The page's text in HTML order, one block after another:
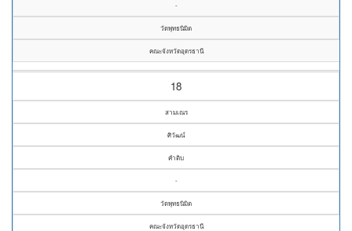
-
วัดพุทธนิมิต
คณะจังหวัดอุดรธานี
18
สามเณร
ศิวัฒน์
คำติบ
-
วัดพุทธนิมิต
คณะจังหวัดอุดรธานี